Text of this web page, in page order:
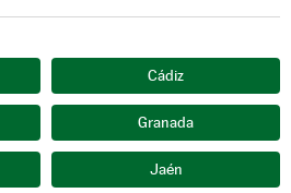
Cádiz
Granada
Jaén